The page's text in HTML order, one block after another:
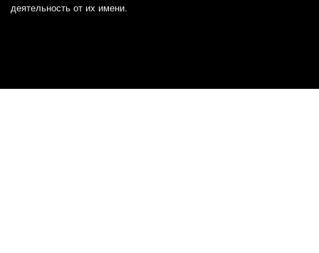
деятельность от их имени.